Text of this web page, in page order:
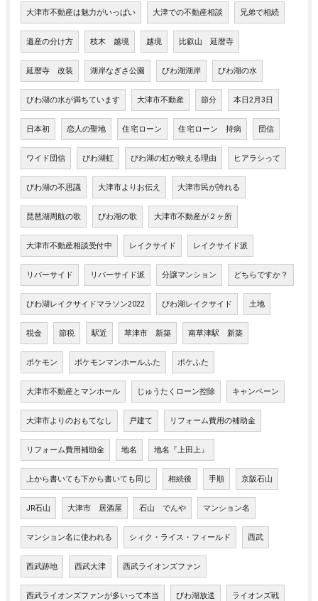
大津市不動産は魅力がいっぱい 大津での不動産相談 兄弟で相続
遺産の分け方 枝木 越境 越境 比叡山 延暦寺
延暦寺 改装 湖岸なぎさ公園 びわ湖湖岸 びわ湖の水
びわ湖の水が満ちています 大津市不動産 節分 本日2月3日
日本初 恋人の聖地 住宅ローン 住宅ローン 持病 団信
ワイド団信 びわ湖虹 びわ湖の虹が映える理由 ヒアラシって
びわ湖の不思議 大津市よりお伝え 大津市民が誇れる
琵琶湖周航の歌 びわ湖の歌 大津市不動産が２ヶ所
大津市不動産相談受付中 レイクサイド レイクサイド派
リバーサイド リバーサイド派 分譲マンション どちらですか？
びわ湖レイクサイドマラソン2022 びわ湖レイクサイド 土地
税金 節税 駅近 草津市 新築 南草津駅 新築
ポケモン ポケモンマンホールふた ポケふた
大津市不動産とマンホール じゅうたくローン控除 キャンペーン
大津市よりのおもてなし 戸建て リフォーム費用の補助金
リフォーム費用補助金 地名 地名『上田上』
上から書いても下から書いても同じ 相続後 手順 京阪石山
JR石山 大津市 居酒屋 石山 でんや マンション名
マンション名に使われる シィク・ライス・フィールド 西武
西武跡地 西武大津 西武ライオンズファン
西武ライオンズファンが多いって本当 びわ湖放送 ライオンズ戦